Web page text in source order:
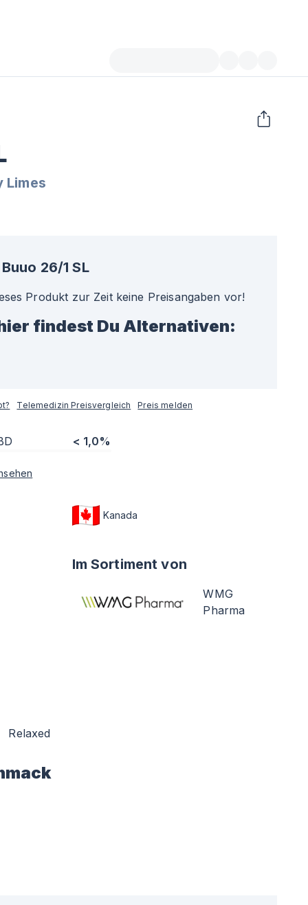
Limes
Buuo 26/1 SL
Produkt zur Zeit keine Preisangaben vor!
findest Du Alternativen:
Telemedizin Preisvergleich Preis melden
< 1,0%
Kanada
Im Sortiment von
WMG
Pharma
Relaxed